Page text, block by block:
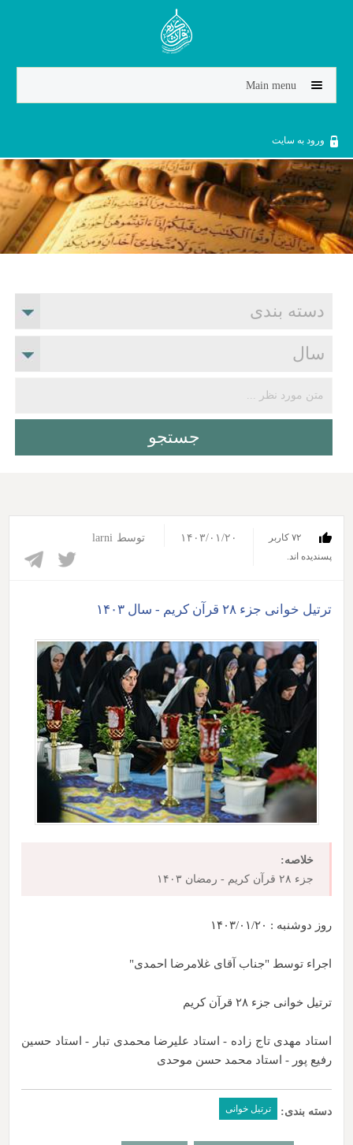
Jump to navigation
Main menu
ورود به سایت
۷۲ کاربر
پسندیده اند.‎
۱۴۰۳/۰۱/۲۰ توسط larni
ترتیل خوانی جزء ۲۸ قرآن کریم - سال ۱۴۰۳
خلاصه:
جزء ۲۸ قرآن کریم - رمضان ۱۴۰۳
روز دوشنبه : ۱۴۰۳/۰۱/۲۰
اجراء توسط "جناب آقای غلامرضا احمدی"
ترتیل خوانی جزء ۲۸ قرآن کریم
استاد مهدی تاج زاده - استاد علیرضا محمدی تبار - استاد حسین
رفیع پور - استاد محمد حسن موحدی
دسته بندی: ترتیل خوانی